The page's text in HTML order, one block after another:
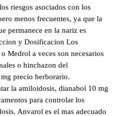
riesgos asociados con los
menos frecuentes, ya que la
permanece en la nariz es
y Dosificacion Los
Medrol a veces son necesarios
o hinchazon del
precio herborario.
la amiloidosis, dianabol 10 mg
para controlar los
Anvarol es el mas adecuado